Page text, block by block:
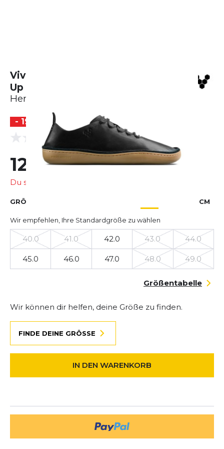
Vivobarefoot Sensus Moc Lace
Up Leather
Herren
- 19 %
0.0
(0 Bewertungen)
128,99 € 160,00 €
Du sparst
GRÖSSE AUSWÄHLEN CM
Wir empfehlen, Ihre Standardgröße zu wählen
40.0 41.0 42.0 43.0 44.0
45.0 46.0 47.0 48.0 49.0
Größentabelle
Wir können dir helfen, deine Größe zu finden.
FINDE DEINE GRÖSSE
IN DEN WARENKORB